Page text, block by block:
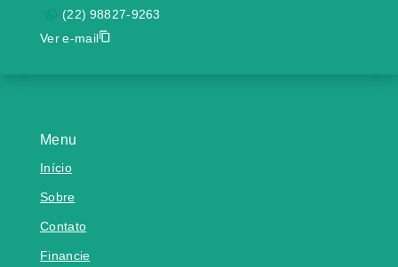
Menu
Início
Sobre
Contato
Financie
(22) 98827-9263
Ver e-mail